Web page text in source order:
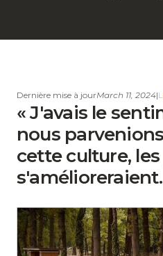
Dernière mise à jourMarch 11, 2024|
« J'avais le
nous
cette culture,